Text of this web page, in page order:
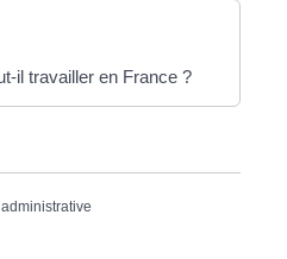
il travailler en France ?